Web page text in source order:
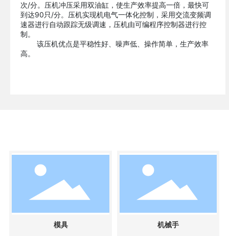
次/分。压机冲压采用双油缸，使生产效率提高一倍，最快可
到达90只/分。压机实现机电气一体化控制，采用交流变频调
速器进行自动跟踪无级调速，压机由可编程序控制器进行控
制。
该压机优点是平稳性好、噪声低、操作简单，生产效率
高。
模具 机械手